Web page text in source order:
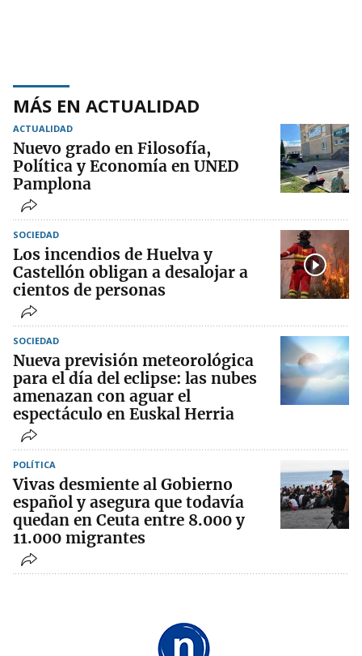
MÁS EN ACTUALIDAD
ACTUALIDAD
Nuevo grado en Filosofía,
Política y Economía en UNED
Pamplona
SOCIEDAD
Los incendios de Huelva y
Castellón obligan a desalojar a
cientos de personas
SOCIEDAD
Nueva previsión meteorológica
para el día del eclipse: las nubes
amenazan con aguar el
espectáculo en Euskal Herria
POLÍTICA
Vivas desmiente al Gobierno
español y asegura que todavía
quedan en Ceuta entre 8.000 y
11.000 migrantes